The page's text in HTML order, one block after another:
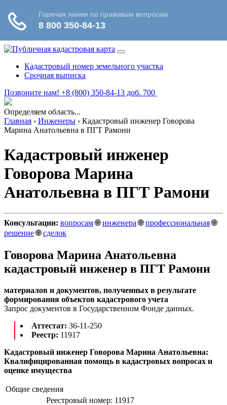
Кадастровый номер земельного участка
Срочная выписка
Позвоните нам! +8 (800) 350-84-13 доб. 700
Определяем область...
Главная › Инженеры › Кадастровый инженер Говорова
Марина Анатольевна в ПГТ Рамони
Кадастровый инженер
Говорова Марина
Анатольевна в ПГТ Рамони
Консультации: вопросам🌐инженера🌐профессиональная🌐
решение🌐сделок
Говорова Марина Анатольевна
кадастровый инженер в ПГТ Рамони
материалов и документов, полученных в результате
формирования объектов кадастрового учета
Запрос документов в Государственном Фонде данных.
Аттестат: 36-11-250
Реестр: 11917
Кадастровый инженер Говорова Марина Анатольевна:
Квалифицированная помощь в кадастровых вопросах и
оценке имущества
Общие сведения
Реестровый номер: 11917